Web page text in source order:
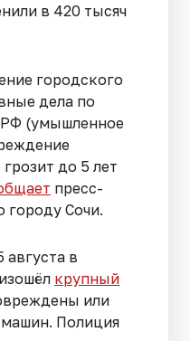
в 420 тысяч
городского
дела по
РФ (умышленное
до 5 лет
пресс-
городу Сочи.
в
крупный
или
Полиция